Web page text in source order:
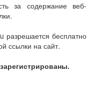
за содержание веб-
разрешается бесплатно
ссылки на сайт.